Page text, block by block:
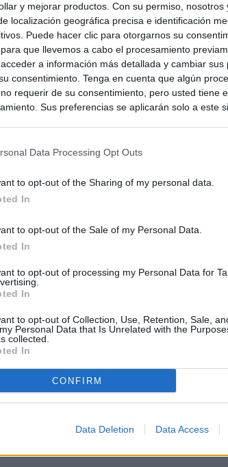
y mejorar productos. Con su permiso,
localización geográfica precisa e identificación
Puede hacer clic para otorgarnos su
que llevemos a cabo el procesamiento
a información más detallada y cambiar
consentimiento. Tenga en cuenta que algún
requerir de su consentimiento, pero usted tiene
Sus preferencias se aplicarán solo a este
Data Processing Opt Outs
to opt-out of the Sharing of my personal data.
In
to opt-out of the Sale of my Personal Data.
In
to opt-out of processing my Personal Data for
In
to opt-out of Collection, Use, Retention, Sale,
Personal Data that Is Unrelated with the
collected.
In
CONFIRM
Data Deletion Data Access